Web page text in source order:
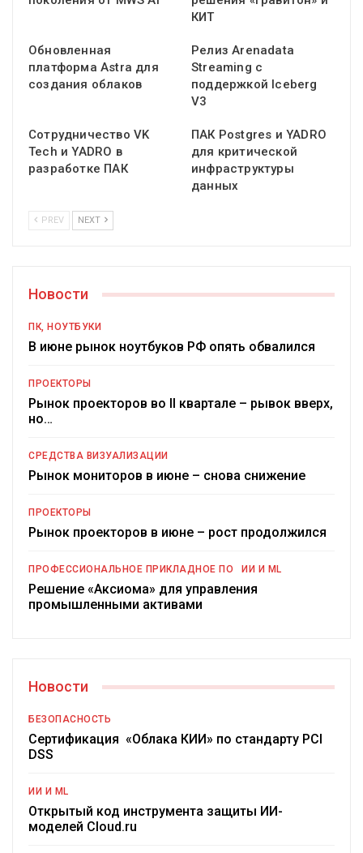
КИТ
Обновленная
платформа Astra для
создания облаков
Релиз Arenadata
Streaming с
поддержкой Iceberg
V3
Сотрудничество VK
Tech и YADRO в
разработке ПАК
ПАК Postgres и YADRO
для критической
инфраструктуры
данных
PREV NEXT
Новости
ПК, НОУТБУКИ
В июне рынок ноутбуков РФ опять обвалился
ПРОЕКТОРЫ
Рынок проекторов во II квартале – рывок вверх,
но…
СРЕДСТВА ВИЗУАЛИЗАЦИИ
Рынок мониторов в июне – снова снижение
ПРОЕКТОРЫ
Рынок проекторов в июне – рост продолжился
ПРОФЕССИОНАЛЬНОЕ ПРИКЛАДНОЕ ПО ИИ И ML
Решение «Аксиома» для управления
промышленными активами
Новости
БЕЗОПАСНОСТЬ
Сертификация «Облака КИИ» по стандарту PCI
DSS
ИИ И ML
Открытый код инструмента защиты ИИ-
моделей Cloud.ru